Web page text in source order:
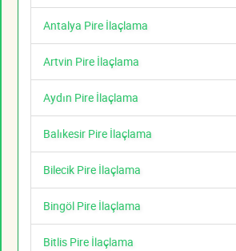
Antalya Pire İlaçlama
Artvin Pire İlaçlama
Aydın Pire İlaçlama
Balıkesir Pire İlaçlama
Bilecik Pire İlaçlama
Bingöl Pire İlaçlama
Bitlis Pire İlaçlama